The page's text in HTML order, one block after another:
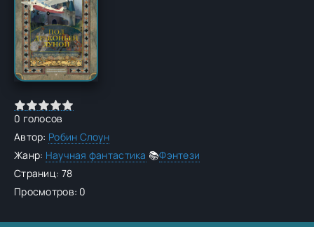
0 голосов
Автор: Робин Слоун
Жанр: Научная фантастика 📚Фэнтези
Страниц: 78
Просмотров: 0